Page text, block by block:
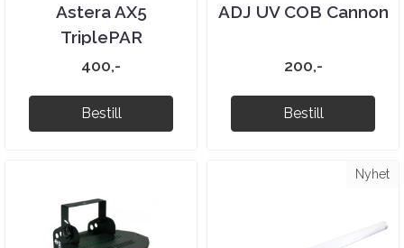
Astera AX5
TriplePAR
400,-
Bestill
ADJ UV COB Cannon
200,-
Bestill
Nyhet